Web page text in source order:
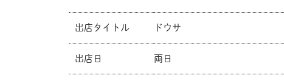
出店タイトル ドウサ
出店日 両日